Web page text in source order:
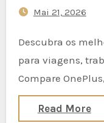
Mai 21, 2026
Descubra os melhores tablets Android em 2026
para viagens,
Compare
Read More